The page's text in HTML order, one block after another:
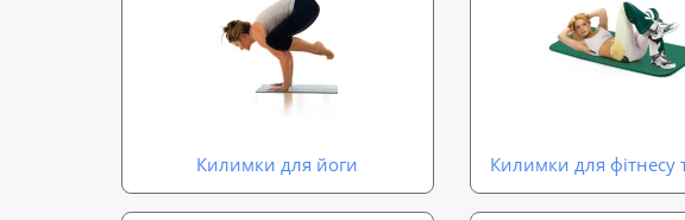
Килимки для йоги Килимки для фітнесу